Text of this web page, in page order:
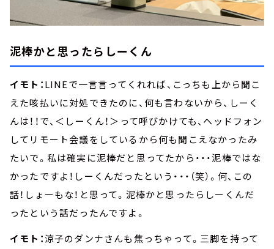
泥棒かと思ったらしーくん
イモト：LINEで一言言ってくれれば、こっちも上から聞こ
えた咳払いに対処できたのに、何も言わないから、しーく
んは！！で、＜しーくん！＞って呼びかけても、ヘッドフォン
してリモート会議をしているから何も聞こえなかったみ
たいで。私は確実に泥棒だと思ってたから・・・泥棒ではな
かったですよ！しーくんだったという・・・（笑）。何、この
話！しょーもな！と思って。泥棒かと思ったらしーくんだ
ったという話だったんですよ。
イモト：涼子のダンナさんも焦っちゃって。三脚を持って